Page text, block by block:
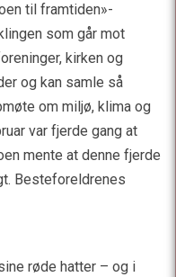
til framtiden»-
som går mot
kirken og
og kan samle så
om miljø, klima og
var fjerde gang at
mente at denne fjerde
Besteforeldrenes
røde hatter – og i